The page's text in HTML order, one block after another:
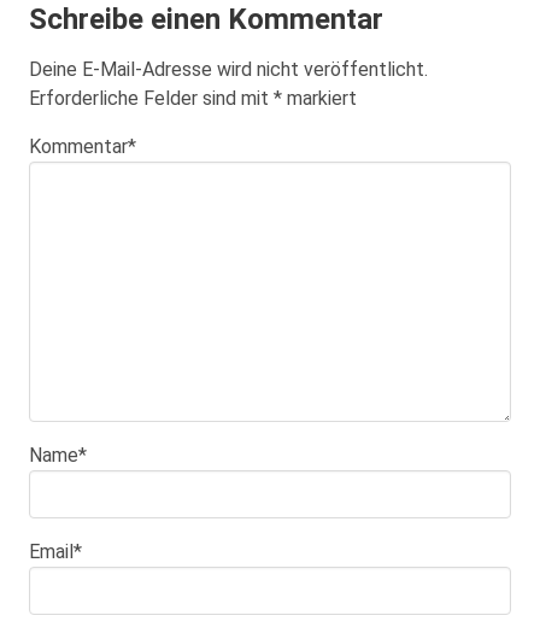
Schreibe einen Kommentar
Deine E-Mail-Adresse wird nicht veröffentlicht.
Erforderliche Felder sind mit * markiert
Kommentar*
Name*
Email*